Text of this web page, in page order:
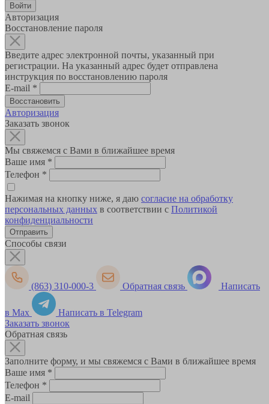
Авторизация
Восстановление пароля
Введите адрес электронной почты, указанный при
регистрации. На указанный адрес будет отправлена
инструкция по восстановлению пароля
E-mail *
Авторизация
Заказать звонок
Мы свяжемся с Вами в ближайшее время
Ваше имя *
Телефон *
Нажимая на кнопку ниже, я даю согласие на обработку
персональных данных в соответствии с Политикой
конфиденциальности
Способы связи
(863) 310-000-3 Обратная связь Написать
в Max
Написать в Telegram
Заказать звонок
Обратная связь
Заполните форму, и мы свяжемся с Вами в ближайшее время
Ваше имя *
Телефон *
E-mail